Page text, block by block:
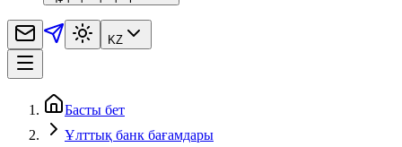
KZ
Басты бет
Ұлттық банк бағамдары